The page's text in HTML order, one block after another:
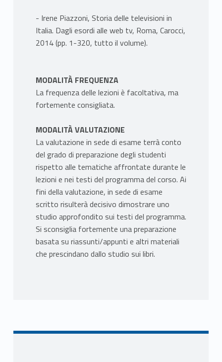
- Irene Piazzoni, Storia delle televisioni in
Italia. Dagli esordi alle web tv, Roma, Carocci,
2014 (pp. 1-320, tutto il volume).
MODALITÀ FREQUENZA
La frequenza delle lezioni è facoltativa, ma
fortemente consigliata.
MODALITÀ VALUTAZIONE
La valutazione in sede di esame terrà conto
del grado di preparazione degli studenti
rispetto alle tematiche affrontate durante le
lezioni e nei testi del programma del corso. Ai
fini della valutazione, in sede di esame
scritto risulterà decisivo dimostrare uno
studio approfondito sui testi del programma.
Si sconsiglia fortemente una preparazione
basata su riassunti/appunti e altri materiali
che prescindano dallo studio sui libri.